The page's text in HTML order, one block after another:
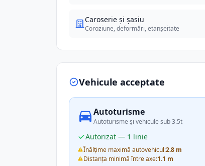
Caroserie și șasiu
Coroziune, deformări, etanșeitate
Vehicule acceptate
Autoturisme
Autoturisme și vehicule sub 3.5t
Autorizat — 1 linie
Înălțime maximă autovehicul:2.8 m
Distanța minimă între axe:1.1 m